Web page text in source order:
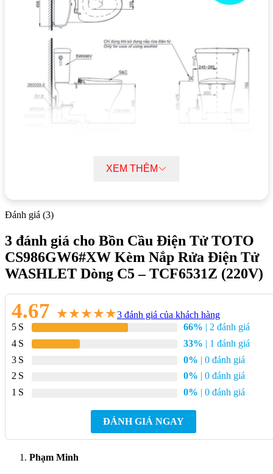
Washlet
Thương hiệu: Thiết Bị Vệ Sinh TOTO
XEM THÊM
Đánh giá (3)
3 đánh giá cho Bồn Cầu Điện Tử TOTO
CS986GW6#XW Kèm Nắp Rửa Điện Tử
WASHLET Dòng C5 – TCF6531Z (220V)
4.67 ★★★★★3 đánh giá của khách hàng
5
66% | 2 đánh giá
4
33% | 1 đánh giá
3
0% | 0 đánh giá
2
0% | 0 đánh giá
1
0% | 0 đánh giá
ĐÁNH GIÁ NGAY
Phạm Minh